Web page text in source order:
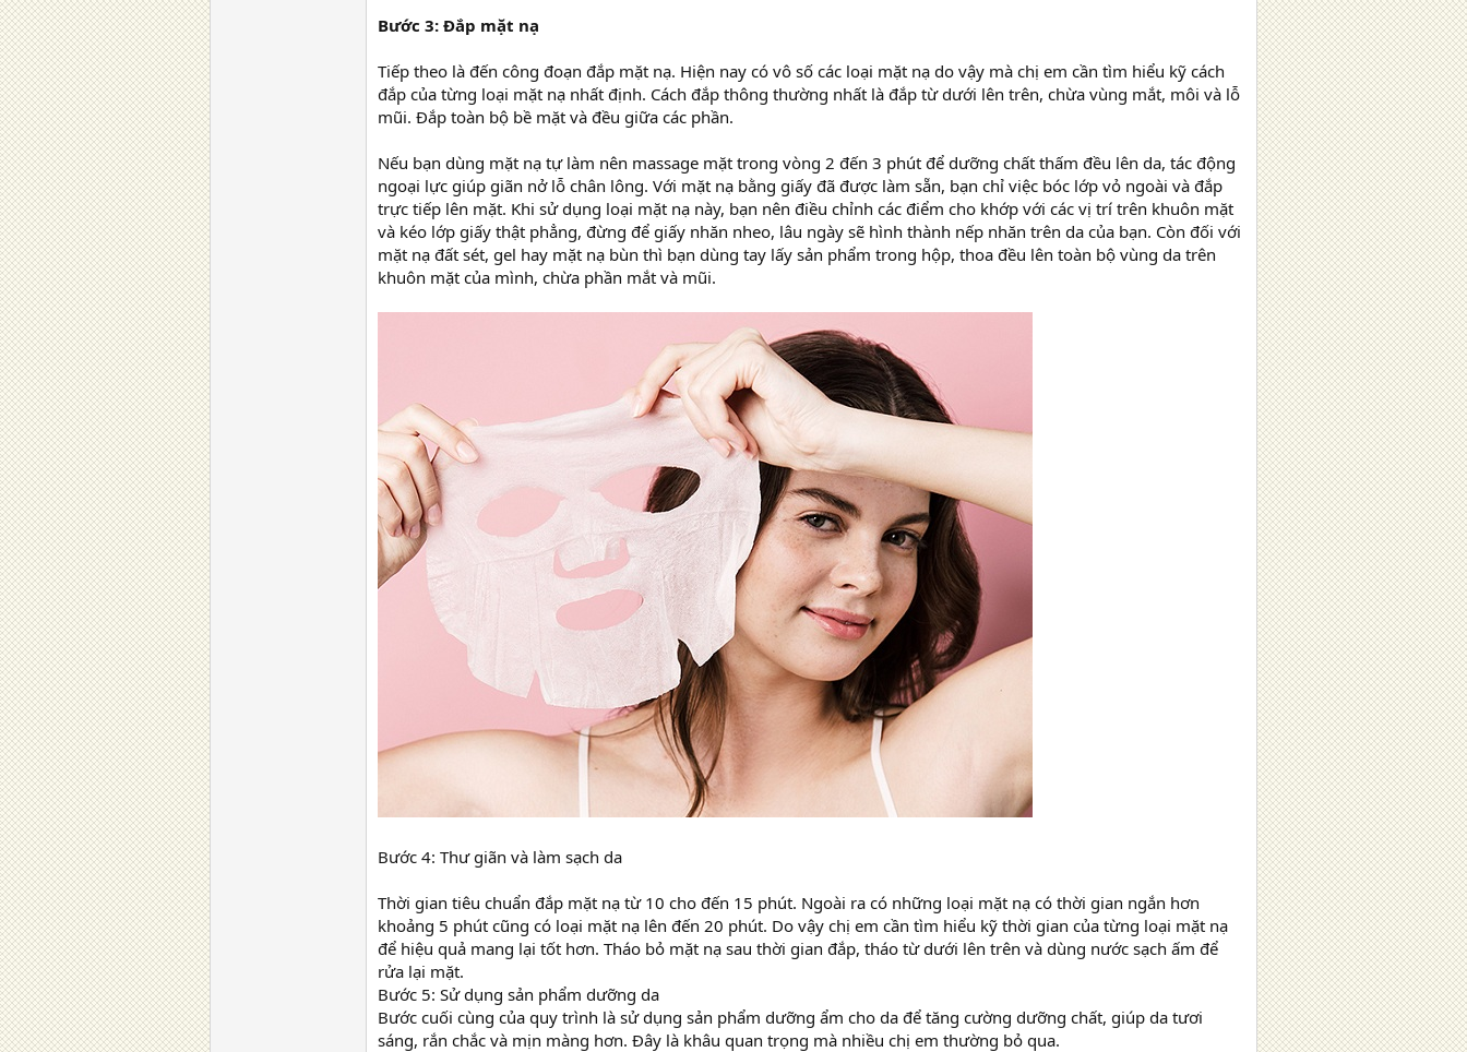
Bước 3: Đắp mặt nạ
Tiếp theo là đến công đoạn đắp mặt nạ. Hiện nay có vô số các loại mặt nạ do vậy mà chị em cần tìm hiểu kỹ cách
đắp của từng loại mặt nạ nhất định. Cách đắp thông thường nhất là đắp từ dưới lên trên, chừa vùng mắt, môi và lỗ
mũi. Đắp toàn bộ bề mặt và đều giữa các phần.
Nếu bạn dùng mặt nạ tự làm nên massage mặt trong vòng 2 đến 3 phút để dưỡng chất thấm đều lên da, tác động
ngoại lực giúp giãn nở lỗ chân lông. Với mặt nạ bằng giấy đã được làm sẵn, bạn chỉ việc bóc lớp vỏ ngoài và đắp
trực tiếp lên mặt. Khi sử dụng loại mặt nạ này, bạn nên điều chỉnh các điểm cho khớp với các vị trí trên khuôn mặt
và kéo lớp giấy thật phẳng, đừng để giấy nhăn nheo, lâu ngày sẽ hình thành nếp nhăn trên da của bạn. Còn đối với
mặt nạ đất sét, gel hay mặt nạ bùn thì bạn dùng tay lấy sản phẩm trong hộp, thoa đều lên toàn bộ vùng da trên
khuôn mặt của mình, chừa phần mắt và mũi.
Bước 4: Thư giãn và làm sạch da
Thời gian tiêu chuẩn đắp mặt nạ từ 10 cho đến 15 phút. Ngoài ra có những loại mặt nạ có thời gian ngắn hơn
khoảng 5 phút cũng có loại mặt nạ lên đến 20 phút. Do vậy chị em cần tìm hiểu kỹ thời gian của từng loại mặt nạ
để hiệu quả mang lại tốt hơn. Tháo bỏ mặt nạ sau thời gian đắp, tháo từ dưới lên trên và dùng nước sạch ấm để
rửa lại mặt.
Bước 5: Sử dụng sản phẩm dưỡng da
Bước cuối cùng của quy trình là sử dụng sản phẩm dưỡng ẩm cho da để tăng cường dưỡng chất, giúp da tươi
sáng, rắn chắc và mịn màng hơn. Đây là khâu quan trọng mà nhiều chị em thường bỏ qua.